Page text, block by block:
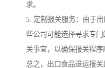
求。
5. 定制报关服务：由于
些公司可能选择寻求专
关事宜，以确保报关程序
总之，出口食品退运报